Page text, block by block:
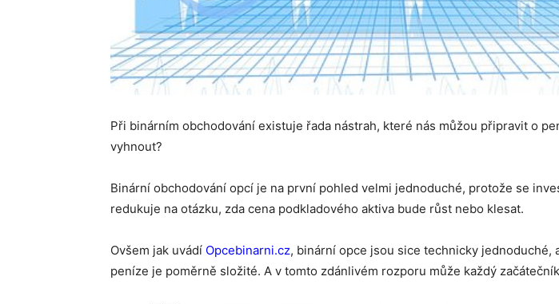
Při binárním obchodování existuje řada nástrah, které nás můžou připravit o
vyhnout?
Binární obchodování opcí je na první pohled velmi jednoduché, protože se
redukuje na otázku, zda cena podkladového aktiva bude růst nebo klesat.
Ovšem jak uvádí Opcebinarni.cz, binární opce jsou sice technicky jednoduché,
peníze je poměrně složité. A v tomto zdánlivém rozporu může každý